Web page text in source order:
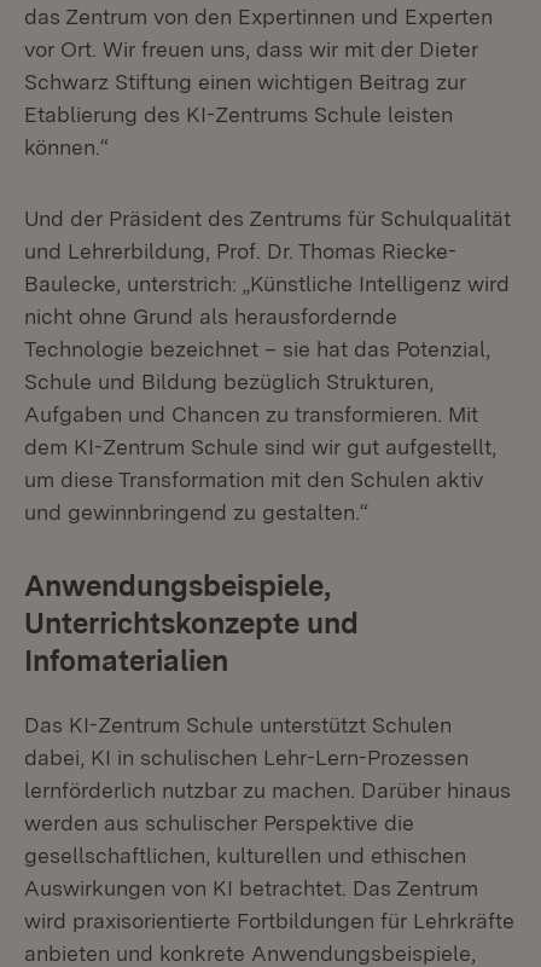
das Zentrum von den Expertinnen und Experten
vor Ort. Wir freuen uns, dass wir mit der Dieter
Schwarz Stiftung einen wichtigen Beitrag zur
Etablierung des KI-Zentrums Schule leisten
können.“
Und der Präsident des Zentrums für Schulqualität
und Lehrerbildung, Prof. Dr. Thomas Riecke-
Baulecke, unterstrich: „Künstliche Intelligenz wird
nicht ohne Grund als herausfordernde
Technologie bezeichnet – sie hat das Potenzial,
Schule und Bildung bezüglich Strukturen,
Aufgaben und Chancen zu transformieren. Mit
dem KI-Zentrum Schule sind wir gut aufgestellt,
um diese Transformation mit den Schulen aktiv
und gewinnbringend zu gestalten.“
Anwendungsbeispiele,
Unterrichtskonzepte und
Infomaterialien
Das KI-Zentrum Schule unterstützt Schulen
dabei, KI in schulischen Lehr-Lern-Prozessen
lernförderlich nutzbar zu machen. Darüber hinaus
werden aus schulischer Perspektive die
gesellschaftlichen, kulturellen und ethischen
Auswirkungen von KI betrachtet. Das Zentrum
wird praxisorientierte Fortbildungen für Lehrkräfte
anbieten und konkrete Anwendungsbeispiele,